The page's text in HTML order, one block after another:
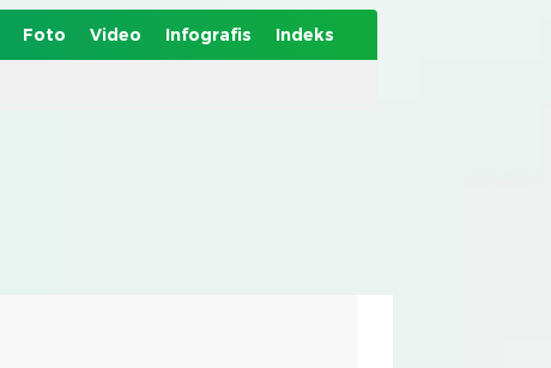
Foto Video Infografis Indeks